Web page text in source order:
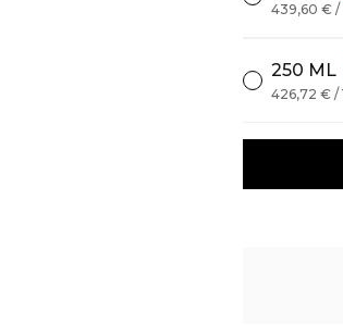
439,60 € /
250 ML
426,72 € /